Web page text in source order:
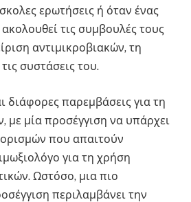
ερωτήσεις ή όταν ένας
τις συμβουλές τους
αντιμικροβιακών, τη
συστάσεις του.
διάφορες παρεμβάσεις για τη
με μία προσέγγιση να υπάρχει
που απαιτούν
για τη χρήση
Ωστόσο, μια πιο
περιλαμβάνει την